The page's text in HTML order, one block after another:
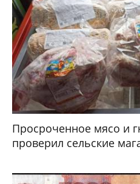
Просроченное мясо и
проверил сельские